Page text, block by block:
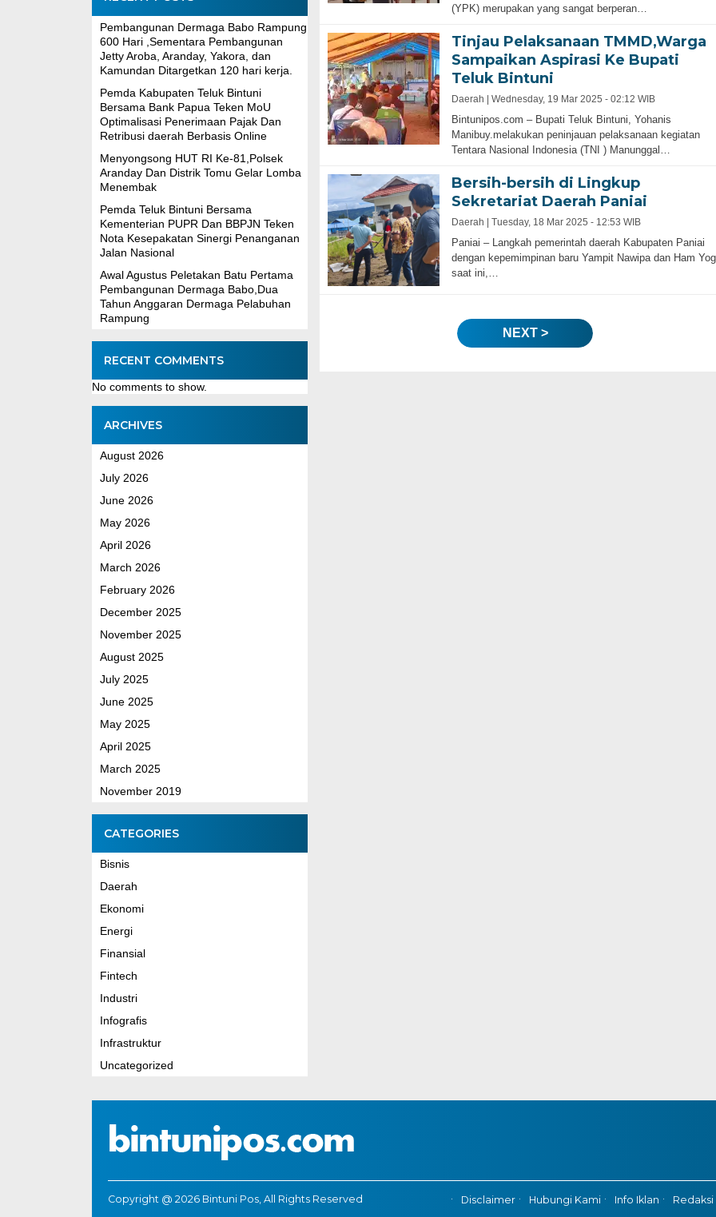
Pembangunan Dermaga Babo Rampung
600 Hari ,Sementara Pembangunan
Jetty Aroba, Aranday, Yakora, dan
Kamundan Ditargetkan 120 hari kerja.
Pemda Kabupaten Teluk Bintuni
Bersama Bank Papua Teken MoU
Optimalisasi Penerimaan Pajak Dan
Retribusi daerah Berbasis Online
Menyongsong HUT RI Ke-81,Polsek
Aranday Dan Distrik Tomu Gelar Lomba
Menembak
Pemda Teluk Bintuni Bersama
Kementerian PUPR Dan BBPJN Teken
Nota Kesepakatan Sinergi Penanganan
Jalan Nasional
Awal Agustus Peletakan Batu Pertama
Pembangunan Dermaga Babo,Dua
Tahun Anggaran Dermaga Pelabuhan
Rampung
RECENT COMMENTS
No comments to show.
ARCHIVES
August 2026
July 2026
June 2026
May 2026
April 2026
March 2026
February 2026
December 2025
November 2025
August 2025
July 2025
June 2025
May 2025
April 2025
March 2025
November 2019
CATEGORIES
Bisnis
Daerah
Ekonomi
Energi
Finansial
Fintech
Industri
Infografis
Infrastruktur
Uncategorized
(YPK) merupakan yang sangat berperan…
Tinjau Pelaksanaan TMMD,Warga
Sampaikan Aspirasi Ke Bupati
Teluk Bintuni
Daerah | Wednesday, 19 Mar 2025 - 02:12 WIB
Bintunipos.com – Bupati Teluk Bintuni, Yohanis
Manibuy.melakukan peninjauan pelaksanaan kegiatan
Tentara Nasional Indonesia (TNI ) Manunggal…
Bersih-bersih di Lingkup
Sekretariat Daerah Paniai
Daerah | Tuesday, 18 Mar 2025 - 12:53 WIB
Paniai – Langkah pemerintah daerah Kabupaten Paniai
dengan kepemimpinan baru Yampit Nawipa dan Ham
saat ini,…
NEXT >
Copyright @ 2026 Bintuni Pos, All Rights Reserved Disclaimer Hubungi Kami Info Iklan Redaksi